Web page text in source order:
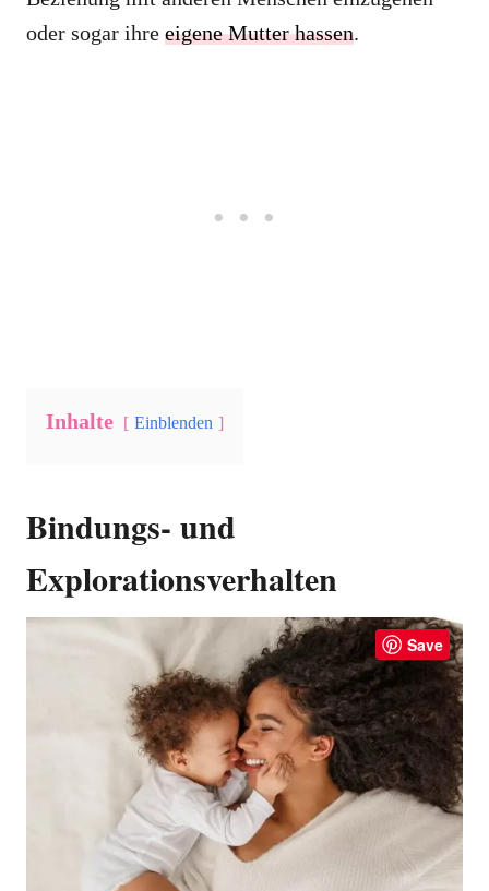
oder sogar ihre eigene Mutter hassen.
Inhalte Einblenden
Bindungs- und
Explorationsverhalten
Save